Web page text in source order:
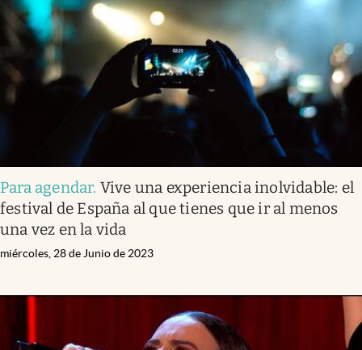
Para agendar. Vive una experiencia inolvidable: el
festival de España al que tienes que ir al menos
una vez en la vida
miércoles, 28 de Junio de 2023